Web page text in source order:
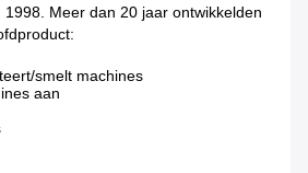
Meer dan 20 jaar ontwikkelden
smelt machines
aan